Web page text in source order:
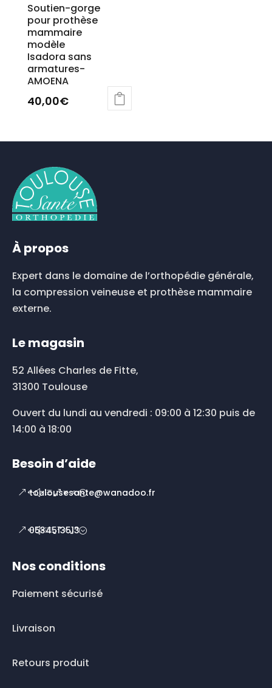
Soutien-gorge
pour prothèse
mammaire
modèle
Isadora sans
armatures-
AMOENA
40,00€
À propos
Expert dans le domaine de l’orthopédie générale,
la compression veineuse et prothèse mammaire
externe.
Le magasin
52 Allées Charles de Fitte,
31300 Toulouse
Ouvert du lundi au vendredi : 09:00 à 12:30 puis de
14:00 à 18:00
Besoin d’aide
toulousesante@wanadoo.fr
0534513513
Nos conditions
Paiement sécurisé
Livraison
Retours produit